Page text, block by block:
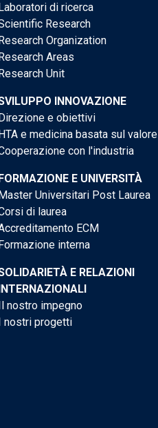
Laboratori di ricerca
Research
Research Organization
Research Areas
Research Unit
INNOVAZIONE
Direzione e obiettivi
HTA e medicina basata sul valore
con l'industria
FORMAZIONE E UNIVERSITÀ
Master Universitari Post Laurea
di laurea
ECM
Formazione interna
E RELAZIONI
INTERNAZIONALI
Il nostro impegno
I nostri progetti